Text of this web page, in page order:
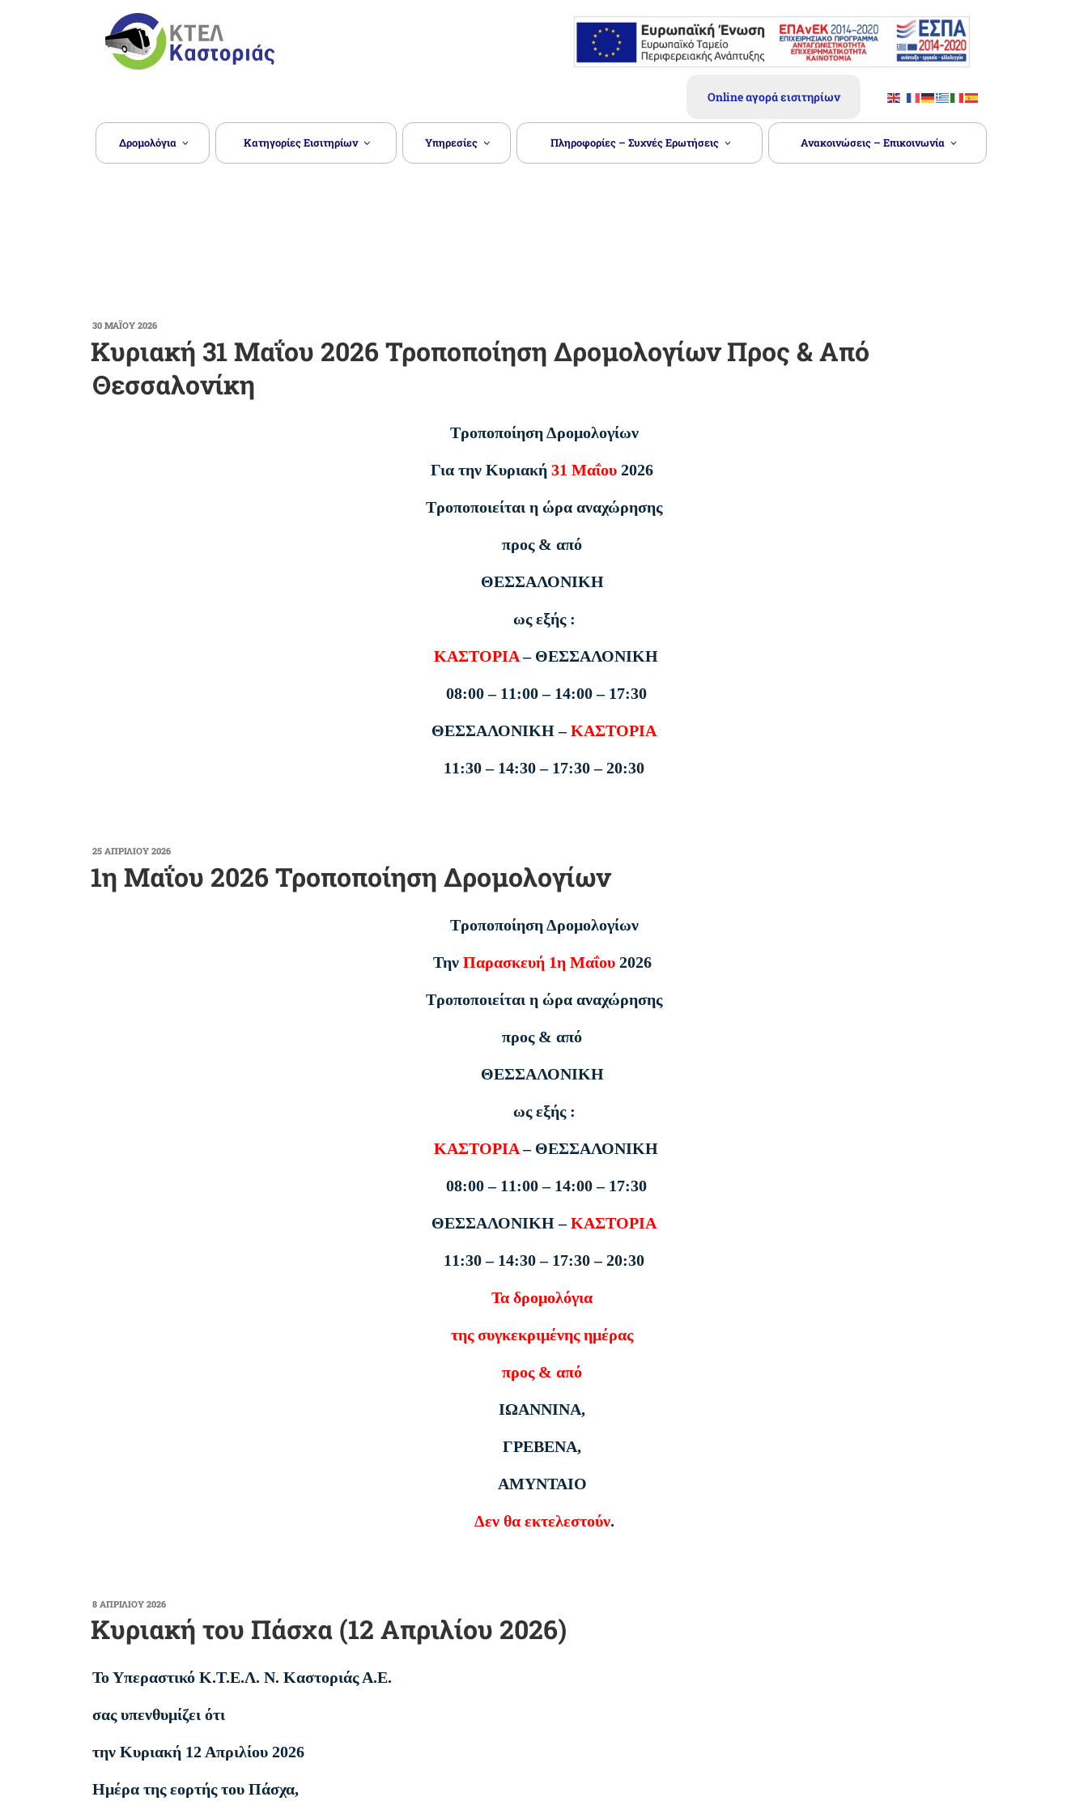
Online αγορά εισιτηρίων
Δρομολόγια Κατηγορίες Εισιτηρίων Υπηρεσίες Πληροφορίες – Συχνές Ερωτήσεις Ανακοινώσεις – Επικοινωνία
ΔΗΜΟΣΙΕΎΤΗΚΕ
30 ΜΑΪ́ΟΥ 2026
Κυριακή 31 Μαΐου 2026 Τροποποίηση Δρομολογίων Προς & Από
Θεσσαλονίκη
Τροποποίηση Δρομολογίων
Για την Κυριακή 31 Μαΐου 2026
Τροποποιείται η ώρα αναχώρησης
προς & από
ΘΕΣΣΑΛΟΝΙΚΗ
ως εξής :
ΚΑΣΤΟΡΙΑ– ΘΕΣΣΑΛΟΝΙΚΗ
08:00 – 11:00 – 14:00 – 17:30
ΘΕΣΣΑΛΟΝΙΚΗ –ΚΑΣΤΟΡΙΑ
11:30 – 14:30 – 17:30 – 20:30
ΔΗΜΟΣΙΕΎΤΗΚΕ
25 ΑΠΡΙΛΊΟΥ 2026
1η Μαΐου 2026 Τροποποίηση Δρομολογίων
Τροποποίηση Δρομολογίων
Την Παρασκευή 1η Μαΐου2026
Τροποποιείται η ώρα αναχώρησης
προς & από
ΘΕΣΣΑΛΟΝΙΚΗ
ως εξής :
ΚΑΣΤΟΡΙΑ– ΘΕΣΣΑΛΟΝΙΚΗ
08:00 – 11:00 – 14:00 – 17:30
ΘΕΣΣΑΛΟΝΙΚΗ –ΚΑΣΤΟΡΙΑ
11:30 – 14:30 – 17:30 – 20:30
Τα δρομολόγια
της συγκεκριμένης ημέρας
προς & από
ΙΩΑΝΝΙΝΑ,
ΓΡΕΒΕΝΑ,
ΑΜΥΝΤΑΙΟ
Δεν θα εκτελεστούν.
ΔΗΜΟΣΙΕΎΤΗΚΕ
8 ΑΠΡΙΛΊΟΥ 2026
Κυριακή του Πάσχα (12 Απριλίου 2026)
Το Υπεραστικό Κ.Τ.Ε.Λ. Ν. Καστοριάς Α.Ε.
σας υπενθυμίζει ότι
την Κυριακή 12 Απριλίου 2026
Ημέρα της εορτής του Πάσχα,